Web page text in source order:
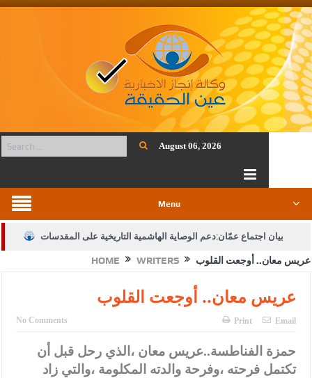
August 06, 2026
Menu
بيان اجتماع عمّان:دعم الوصاية الهاشمية التاريخية على المقدسات
الإسلامية والمسيحية
الأمن يتلف 16 مليون حبة كبتاجون و1480 كغم مواد مخدرة
النواب يقر مشروع تعديل قانون الملكية العقارية
تشكيلات إدارية واسعة في الداخلية (اسماء)
القاضي يلتقي رؤساء تحرير الصحف اليومية ويؤكد حرص مجلس النواب
HOME WRITERS عريس معان.. أوجعت القلوب
عريس معان.. أوجعت القلوب
No Comments Print Email
حمزة الفناطسة..عريس معان ،الذي رحل قبل أن
تكتمل فرحته ،وفرحة والدته المكلومة ،والتي زاد